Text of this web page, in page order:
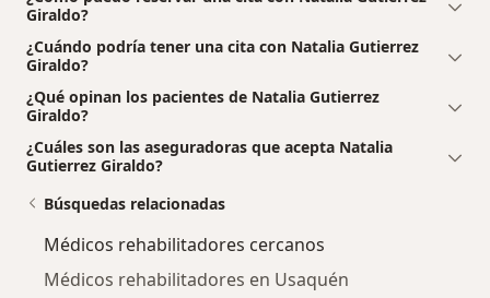
Giraldo?
¿Cuándo podría tener una cita con Natalia Gutierrez
Giraldo?
¿Qué opinan los pacientes de Natalia Gutierrez
Giraldo?
¿Cuáles son las aseguradoras que acepta Natalia
Gutierrez Giraldo?
Búsquedas relacionadas
Médicos rehabilitadores cercanos
Médicos rehabilitadores en Usaquén